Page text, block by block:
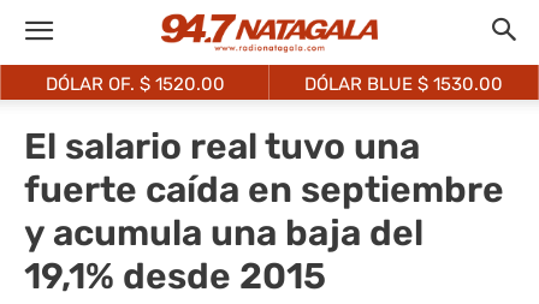
DÓLAR OF. $ 1520.00 DÓLAR BLUE $ 1530.00
El salario real tuvo una
fuerte caída en septiembre
y acumula una baja del
19,1% desde 2015